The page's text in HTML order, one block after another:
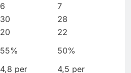
6
7
30
28
20
22
55%
50%
4,8 per
4,5 per